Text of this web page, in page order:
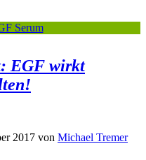
EGF wirkt
2017 von Michael Tremer